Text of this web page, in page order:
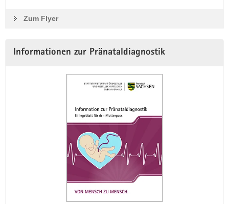
Zum Flyer
Informationen zur Pränataldiagnostik